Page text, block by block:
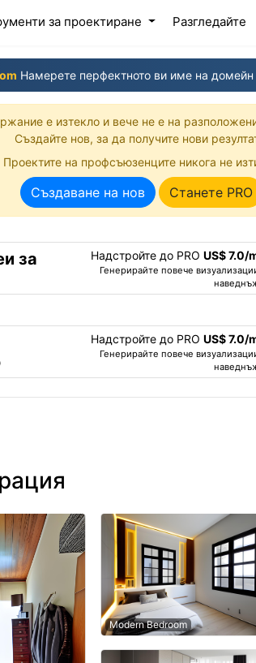
за проектиране Разгледайте
Намерете перфектното ви име на домейн
е изтекло и вече не е на
Създайте нов, за да получите нови
Проектите на профсъюзенците никога не
Създаване на нов Станете PRO
за
Надстройте до PRO US$ 7.0/
Генерирайте повече
Надстройте до PRO US$ 7.0/
Генерирайте повече
Modern Bedroom